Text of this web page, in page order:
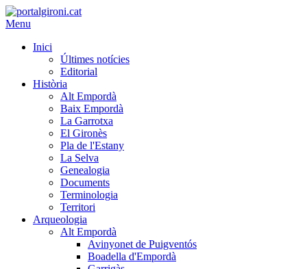
Menu
Inici
Últimes notícies
Editorial
Història
Alt Empordà
Baix Empordà
La Garrotxa
El Gironès
Pla de l'Estany
La Selva
Genealogia
Documents
Terminologia
Territori
Arqueologia
Alt Empordà
Avinyonet de Puigventós
Boadella d'Empordà